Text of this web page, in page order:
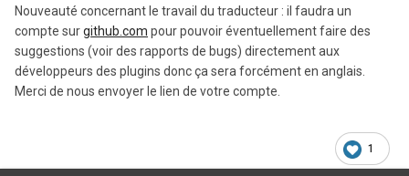
Nouveauté concernant le travail du traducteur : il faudra un
compte surgithub.com pour pouvoir éventuellement faire des
suggestions (voir des rapports de bugs) directement aux
développeurs des plugins donc ça sera forcément en anglais.
Merci de nous envoyer le lien de votre compte.
1